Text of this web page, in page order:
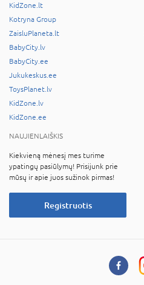
KidZone.lt
Kotryna Group
ZaisluPlaneta.lt
BabyCity.lv
BabyCity.ee
Jukukeskus.ee
ToysPlanet.lv
KidZone.lv
KidZone.ee
NAUJIENLAIŠKIS
Kiekvieną mėnesį mes turime
ypatingų pasiūlymų! Prisijunk prie
mūsų ir apie juos sužinok pirmas!
Registruotis